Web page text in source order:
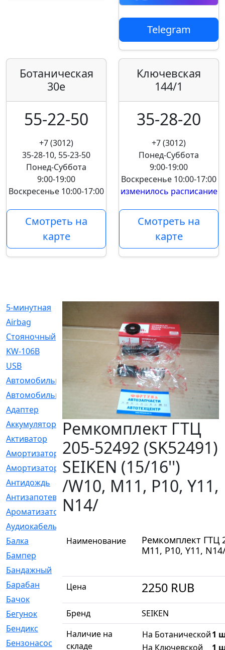
Telegram
Ботаническая
30е
55-22-50
+7 (3012)
35-28-10, 55-23-50
Понед-Суббота
9:00-19:00
Воскресенье 10:00-17:00
Смотреть на
карте
Ключевская
144/1
35-28-20
+7 (3012)
Понед-Суббота
9:00-19:00
Воскресенье 10:00-17:00
изменилось расписание
Смотреть на
карте
5-минутная
Airbag
Cтояночный
KW-106B
USB
Автомобильное
[6]
Автомобильный
Адаптер
Аккумулятор
[2]
Активатор
[1]
Амортизатор
[608]
Амортизаторы
[21]
Антидождь
[1]
Антизапотеватель
[1]
Ароматизатор
[35]
Аудиокабель
Балка
[58]
Бампер
Бандажный
Барабан
Бачок
Бегунок
Бендикс
Бензонасос
[17]
Ремкомплект ГТЦ
205-52492 (SK52491)
SEIKEN (15/16'')
/W10, M11, P10, Y11,
N14/
Наименование
Ремкомплект ГТЦ
M11, P10, Y11,
Цена 2250 RUB
Бренд
SEIKEN
Наличие на
складе
На Ботанической1
На Ключевской
1